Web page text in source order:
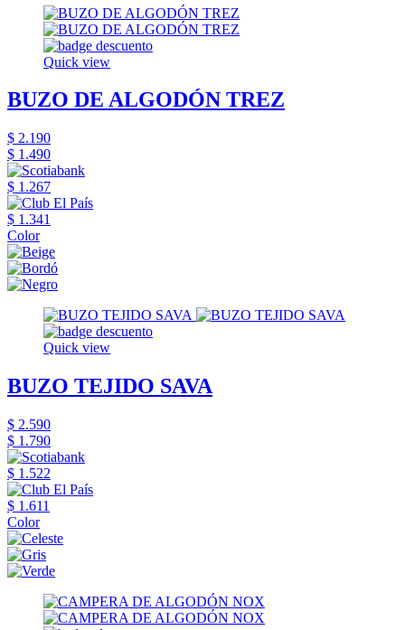
Quick view
BUZO DE ALGODÓN TREZ
$ 2.190
$ 1.490
$ 1.267
$ 1.341
Color
Quick view
BUZO TEJIDO SAVA
$ 2.590
$ 1.790
$ 1.522
$ 1.611
Color